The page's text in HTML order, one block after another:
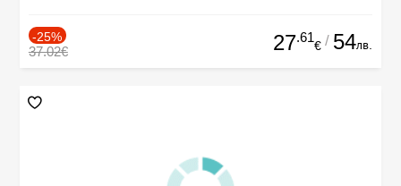
-25%
37.02€ 27.61
€ / 54лв.